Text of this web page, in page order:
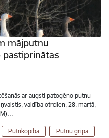
mājputnu
pastiprinātas
ar augsti patogēno putnu
valdība otrdien, 28. martā,
Putnkopība Putnu gripa